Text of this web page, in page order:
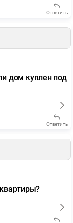
Ответить
дом куплен под
Ответить